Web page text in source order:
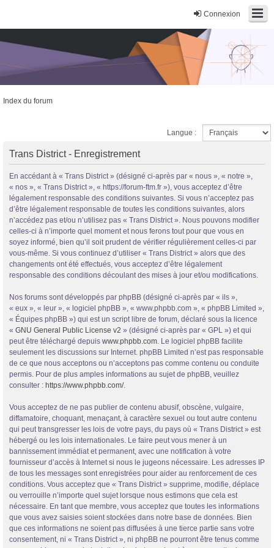
Connexion
Index du forum
Langue :
Trans District - Enregistrement
En accédant à « Trans District » (désigné ci-après par « nous », « notre »,
« nos », « Trans District », « https://forum-ftm.fr »), vous acceptez d’être
légalement responsable des conditions suivantes. Si vous n’acceptez pas
d’être légalement responsable de toutes les conditions suivantes, alors
n’accédez pas et/ou n’utilisez pas « Trans District ». Nous pouvons modifier
celles-ci à n’importe quel moment et nous ferons tout pour que vous en
soyez informé, bien qu’il soit prudent de vérifier régulièrement celles-ci par
vous-même. Si vous continuez d’utiliser « Trans District » alors que des
changements ont été effectués, vous acceptez d’être légalement
responsable des conditions découlant des mises à jour et/ou modifications.
Nos forums sont développés par phpBB (désigné ci-après par « ils »,
« eux », « leur », « logiciel phpBB », « www.phpbb.com », « phpBB Limited »,
« Équipes phpBB ») qui est un script libre de forum, déclaré sous la licence
« GNU General Public License v2 » (désigné ci-après par « GPL ») et qui
peut être téléchargé depuis www.phpbb.com. Le logiciel phpBB facilite
seulement les discussions sur Internet. phpBB Limited n’est pas responsable
de ce que nous acceptons ou n’acceptons pas comme contenu ou conduite
permis. Pour de plus amples informations au sujet de phpBB, veuillez
consulter : https://www.phpbb.com/.
Vous acceptez de ne pas publier de contenu abusif, obscène, vulgaire,
diffamatoire, choquant, menaçant, à caractère sexuel ou tout autre contenu
qui peut transgresser les lois de votre pays, du pays où « Trans District » est
hébergé ou les lois internationales. Le faire peut vous mener à un
bannissement immédiat et permanent, avec une notification à votre
fournisseur d’accès à Internet si nous le jugeons nécessaire. Les adresses IP
de tous les messages sont enregistrées pour aider au renforcement de ces
conditions. Vous acceptez que « Trans District » supprime, modifie, déplace
ou verrouille n’importe quel sujet lorsque nous estimons que cela est
nécessaire. En tant que membre, vous acceptez que toutes les informations
que vous avez saisies soient stockées dans notre base de données. Bien
que ces informations ne soient pas diffusées à une tierce partie sans votre
consentement, ni « Trans District », ni phpBB ne pourront être tenus comme